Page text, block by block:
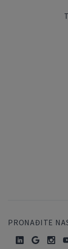
PRONAĐITE